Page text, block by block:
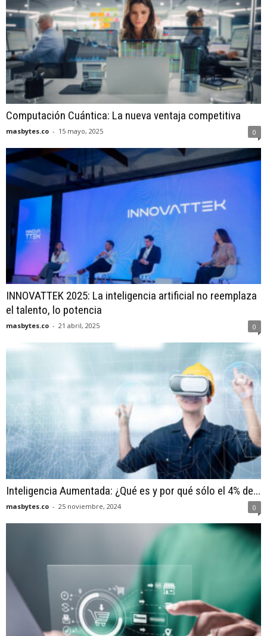
Computación Cuántica: La nueva ventaja competitiva
masbytes.co - 15 mayo, 2025 0
INNOVATTEK 2025: La inteligencia artificial no reemplaza
el talento, lo potencia
masbytes.co - 21 abril, 2025 0
Inteligencia Aumentada: ¿Qué es y por qué sólo el 4% de...
masbytes.co - 25 noviembre, 2024 0